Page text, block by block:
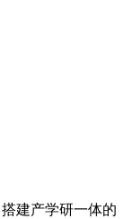
建产学研一体的